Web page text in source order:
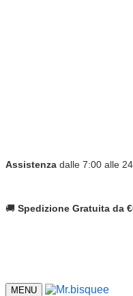
Assistenza dalle 7:00 alle
🚚 Spedizione Gratuita da
MENU